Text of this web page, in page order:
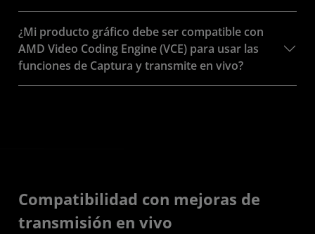
¿Mi producto gráfico debe ser compatible con
AMD Video Coding Engine (VCE) para usar las
funciones de Captura y transmite en vivo?
Compatibilidad con mejoras de
transmisión en vivo